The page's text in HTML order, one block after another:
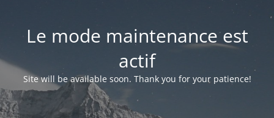
Le mode maintenance est
actif
Site will be available soon. Thank you for your patience!